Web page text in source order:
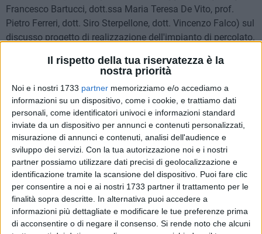
Il rispetto della tua riservatezza è la
nostra priorità
Noi e i nostri 1733 partner memorizziamo e/o accediamo a
informazioni su un dispositivo, come i cookie, e trattiamo dati
personali, come identificatori univoci e informazioni standard
inviate da un dispositivo per annunci e contenuti personalizzati,
misurazione di annunci e contenuti, analisi dell'audience e
sviluppo dei servizi. Con la tua autorizzazione noi e i nostri
partner possiamo utilizzare dati precisi di geolocalizzazione e
identificazione tramite la scansione del dispositivo. Puoi fare clic
per consentire a noi e ai nostri 1733 partner il trattamento per le
finalità sopra descritte. In alternativa puoi accedere a
informazioni più dettagliate e modificare le tue preferenze prima
di acconsentire o di negare il consenso. Si rende noto che alcuni
Francesco Bartucci, dott.ssa Maria Teresa De Vito, prof.
Pietro Ferreri, dott. Siro Sterpellone, dott. Vincenzo Falco) sul
discusso progetto di realizzazione dell'impianto di percolato.
Questa volta l'attenzione del gruppo, riunitosi in comitato
spontaneo, si è focalizzata sulla delibera di Consiglio
Comunale n.14 del 10/3/22 (pubblicata nell'albo pretorio in
data 6/4/22).
A tale provvedimento sono state formulate una serie di
osservazioni. "In particolare, si è rilevato che la variante
urbanistica adottata a seguito della delibera di consiglio
comunale sia in contrasto con quanto previsto dall'art. 208
comma 6 del D. Lgs 152/2006 (Codice Ambiente).
Sono state, altresì, evidenziate una serie di criticità, sia